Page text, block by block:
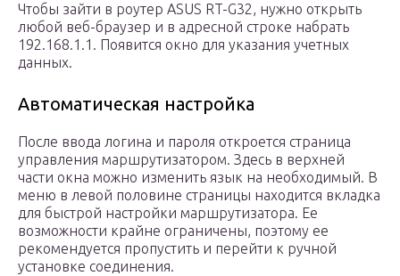
Чтобы зайти в роутер ASUS RT-G32, нужно открыть
любой веб-браузер и в адресной строке набрать
192.168.1.1. Появится окно для указания учетных
данных.
Автоматическая настройка
После ввода логина и пароля откроется страница
управления маршрутизатором. Здесь в верхней
части окна можно изменить язык на необходимый. В
меню в левой половине страницы находится вкладка
для быстрой настройки маршрутизатора. Ее
возможности крайне ограничены, поэтому ее
рекомендуется пропустить и перейти к ручной
установке соединения.